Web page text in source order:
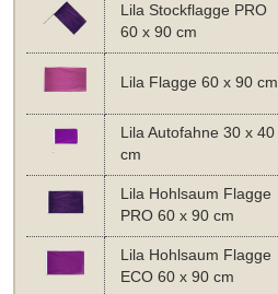
Lila Stockflagge PRO
60 x 90 cm
Lila Flagge 60 x 90 cm
Lila Autofahne 30 x 40
cm
Lila Hohlsaum Flagge
PRO 60 x 90 cm
Lila Hohlsaum Flagge
ECO 60 x 90 cm